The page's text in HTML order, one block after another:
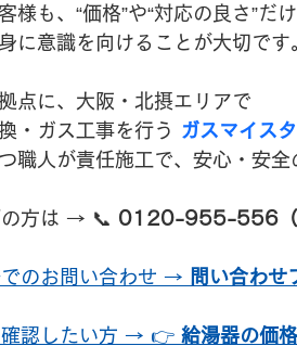
様も、“価格”や“対応の良さ”だ
に意識を向けることが大切です
点に、大阪・北摂エリアで
・ガス工事を行う
ガスマイス
職人が責任施工で、安心・安
の方は → 📞 0120-955-556（
でのお問い合わせ → 問い合わせ
確認したい方 → 👉 給湯器の価